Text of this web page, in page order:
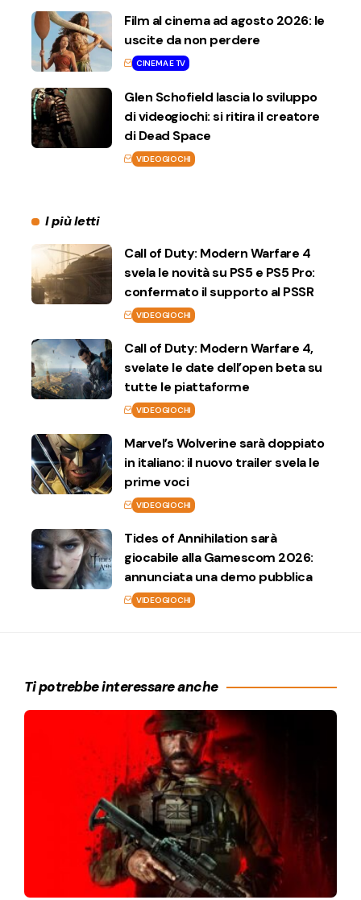
Film al cinema ad agosto 2026: le
uscite da non perdere
CINEMA E TV
Glen Schofield lascia lo sviluppo
di videogiochi: si ritira il creatore
di Dead Space
VIDEOGIOCHI
I più letti
Call of Duty: Modern Warfare 4
svela le novità su PS5 e PS5 Pro:
confermato il supporto al PSSR
VIDEOGIOCHI
Call of Duty: Modern Warfare 4,
svelate le date dell’open beta su
tutte le piattaforme
VIDEOGIOCHI
Marvel’s Wolverine sarà doppiato
in italiano: il nuovo trailer svela le
prime voci
VIDEOGIOCHI
Tides of Annihilation sarà
giocabile alla Gamescom 2026:
annunciata una demo pubblica
VIDEOGIOCHI
Ti potrebbe interessare anche